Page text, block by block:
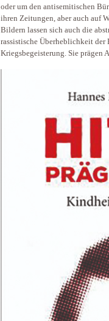
oder um den antisemitischen
ihren Zeitungen, aber auch auf
Bildern lassen sich auch die
rassistische Überheblichkeit
Kriegsbegeisterung. Sie prägen